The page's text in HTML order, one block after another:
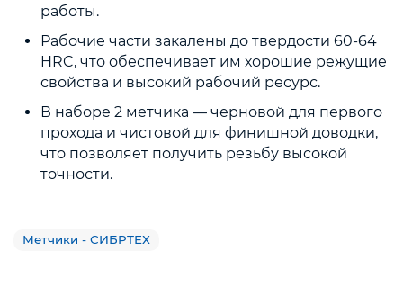
работы.
Рабочие части закалены до твердости 60-64
HRC, что обеспечивает им хорошие режущие
свойства и высокий рабочий ресурс.
В наборе 2 метчика — черновой для первого
прохода и чистовой для финишной доводки,
что позволяет получить резьбу высокой
точности.
Метчики - СИБРТЕХ